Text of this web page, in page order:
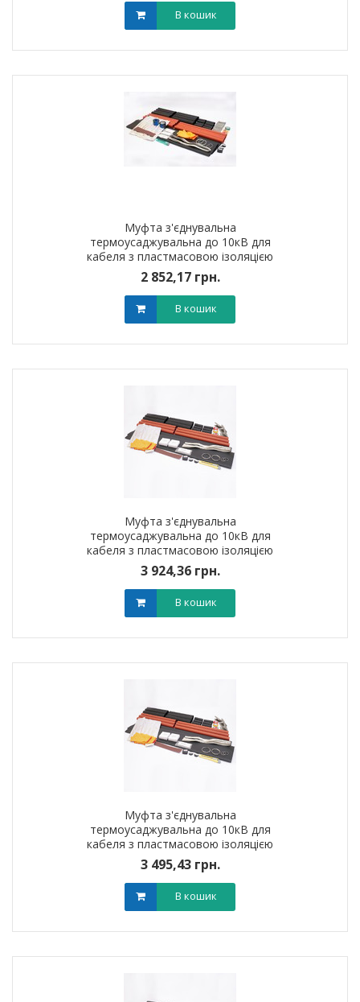
В кошик
Муфта з'єднувальна
термоусаджувальна до 10кВ для
кабеля з пластмасовою iзоляцiєю
4ПСт10 (25-50мм?) без
наконечників
2 852,17 грн.
В кошик
Муфта з'єднувальна
термоусаджувальна до 10кВ для
кабеля з пластмасовою iзоляцiєю
3ПСт10 (300-400мм?) без
наконечників
3 924,36 грн.
В кошик
Муфта з'єднувальна
термоусаджувальна до 10кВ для
кабеля з пластмасовою iзоляцiєю
3ПСт10 (150-240мм?) без
наконечників
3 495,43 грн.
В кошик